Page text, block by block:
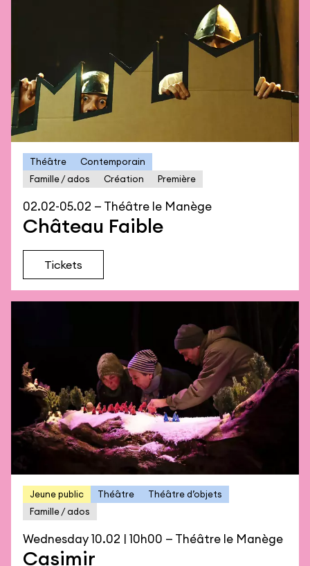
Théâtre
Contemporain
Famille / ados
Création Première
02.02-05.02 — Théâtre le Manège
Château Faible
Tickets
Jeune public Théâtre
Théâtre d’objets
Famille / ados
Wednesday 10.02 | 10h00 — Théâtre le Manège
Casimir